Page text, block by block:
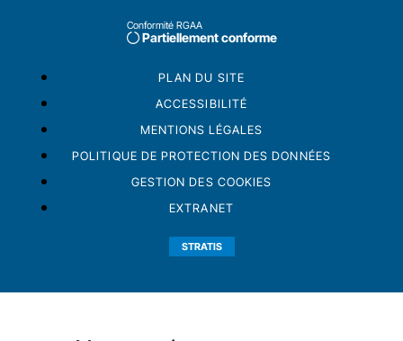
Conformité RGAA
Partiellement conforme
PLAN DU SITE
ACCESSIBILITÉ
MENTIONS LÉGALES
POLITIQUE DE PROTECTION DES DONNÉES
GESTION DES COOKIES
EXTRANET
STRATIS